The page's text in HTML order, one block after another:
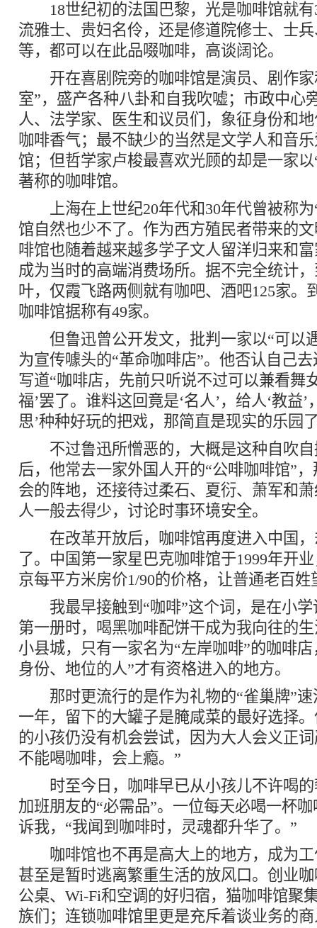
18世纪初的法国巴黎，光是咖啡馆就有
流雅士、贵妇名伶，还是修道院修士、士
等，都可以在此品啜咖啡，高谈阔论。
开在喜剧院旁的咖啡馆是演员、剧作家
室”，盛产各种八卦和自我吹嘘；市政中心
人、法学家、医生和议员们，象征身份和
咖啡香气；最不缺少的当然是文学人和音
馆；但哲学家卢梭最喜欢光顾的却是一家
著称的咖啡馆。
上海在上世纪20年代和30年代曾被称为
馆自然也少不了。作为西方殖民者带来的
啡馆也随着越来越多学子文人留洋归来和
成为当时的高端消费场所。据不完全统计
叶，仅霞飞路两侧就有咖吧、酒吧125家。
咖啡馆据称有49家。
但鲁迅曾公开发文，批判一家以“可以
为宣传噱头的“革命咖啡店”。他否认自己
写道“咖啡店，先前只听说不过可以兼看舞
福’罢了。谁料这回竟是‘名人’，给人‘教益’
思’种种好玩的把戏，那简直是现实的乐园
不过鲁迅所憎恶的，大概是这种自吹自
后，他常去一家外国人开的“公啡咖啡馆”
会的阵地，还接待过柔石、夏衍、萧军和
人一般去得少，讨论时事环境安全。
在改革开放后，咖啡馆再度进入中国，
了。中国第一家星巴克咖啡馆于1999年开
京每平方米房价1/90的价格，让普通老百姓
我最早接触到“咖啡”这个词，是在小学
第一册时，喝黑咖啡配饼干成为我向往的
小县城，只有一家名为“左岸咖啡”的咖啡
身份、地位的人”才有资格进入的地方。
那时更流行的是作为礼物的“雀巢牌”速
一年，留下的大罐子是腌咸菜的最好选择
的小孩仍没有机会尝试，因为大人会义正
不能喝咖啡，会上瘾。”
时至今日，咖啡早已从小孩儿不许喝的
加班朋友的“必需品”。一位每天必喝一杯
诉我，“我闻到咖啡时，灵魂都升华了。”
咖啡馆也不再是高大上的地方，成为工
甚至是暂时逃离繁重生活的放风口。创业
公桌、Wi-Fi和空调的好归宿，猫咖啡馆聚
族们；连锁咖啡馆里更是充斥着谈业务的